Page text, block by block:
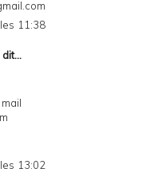
11:38
13:02